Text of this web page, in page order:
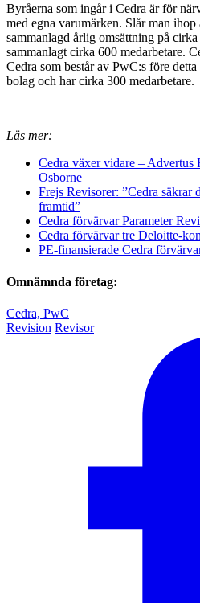
Byråerna som ingår i Cedra är för
med egna varumärken. Slår man
sammanlagd årlig omsättning på
sammanlagt cirka 600 medarbetare.
Cedra som består av PwC:s före
bolag och har cirka 300 medarbetare.
Läs mer:
Cedra växer vidare –
Osborne
Frejs Revisorer: ”Cedra säkrar
framtid”
Cedra förvärvar Parameter
Cedra förvärvar tre Deloitte-
PE-finansierade Cedra
Omnämnda företag:
Cedra, PwC
Revision Revisor